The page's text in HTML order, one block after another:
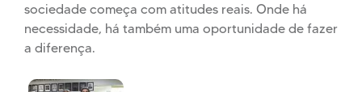
sociedade começa com atitudes reais. Onde há
necessidade, há também uma oportunidade de fazer
a diferença.